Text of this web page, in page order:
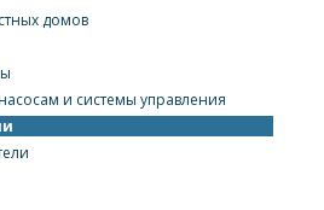
домов
и системы управления